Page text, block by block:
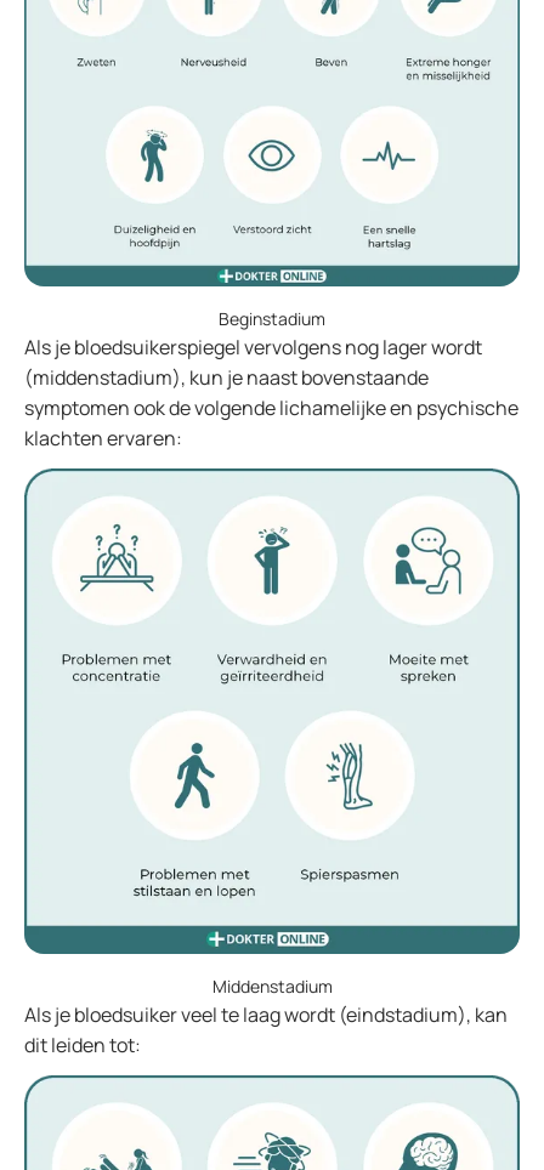
Beginstadium
Als je bloedsuikerspiegel vervolgens nog lager wordt
(middenstadium), kun je naast bovenstaande
symptomen ook de volgende lichamelijke en psychische
klachten ervaren:
Middenstadium
Als je bloedsuiker veel te laag wordt (eindstadium), kan
dit leiden tot: